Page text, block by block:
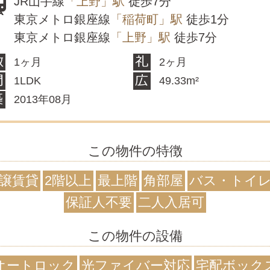
東京メトロ銀座線 「稲荷町」駅 徒歩1分
東京メトロ銀座線 「上野」駅 徒歩7分
1ヶ月
2ヶ月
1LDK
49.33m²
2013年08月
この物件の特徴
賃貸 2階以上 最上階 角部屋 バス・トイ
保証人不要 二人入居可
この物件の設備
ートロック
光ファイバー対応 宅配ボック